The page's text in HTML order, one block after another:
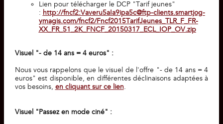
Lien pour télécharger le DCP "Tarif jeunes"
: http://fncf2:Vaveru5aIa9ipa5c@ftp-clients.smartjog-
ymagis.com/fncf2/Fncf2015TarifJeunes_TLR_F_FR-
XX_FR_51_2K_FNCF_20150317_ECL_IOP_OV.zip
Visuel "- de 14 ans = 4 euros" :
Nous vous rappelons que le visuel de l'offre "- de 14 ans = 4
euros" est disponible, en différentes déclinaisons adaptées à
vos besoins, en cliquant sur ce lien.
Visuel "Passez en mode ciné" :